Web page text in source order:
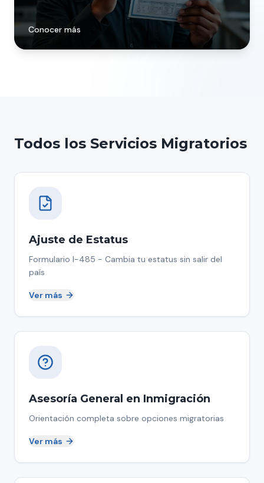
Conocer más
Todos los Servicios Migratorios
Ajuste de Estatus
Formulario I-485 - Cambia tu estatus sin salir del
país
Ver más
Asesoría General en Inmigración
Orientación completa sobre opciones migratorias
Ver más